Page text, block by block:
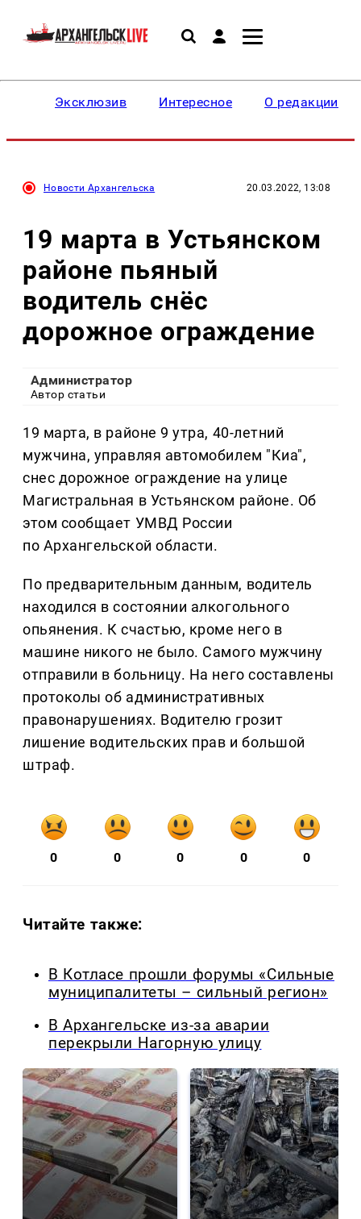
Эксклюзив Интересное О редакции
Новости Архангельска 20.03.2022, 13:08
19 марта в Устьянском
районе пьяный
водитель снёс
дорожное ограждение
Администратор
Автор статьи
19 марта, в районе 9 утра, 40-летний
мужчина, управляя автомобилем "Киа",
снес дорожное ограждение на улице
Магистральная в Устьянском районе. Об
этом сообщает УМВД России
по Архангельской области.
По предварительным данным, водитель
находился в состоянии алкогольного
опьянения. К счастью, кроме него в
машине никого не было. Самого мужчину
отправили в больницу. На него составлены
протоколы об административных
правонарушениях. Водителю грозит
лишение водительских прав и большой
штраф.
0 0 0 0 0
Читайте также:
В Котласе прошли форумы «Сильные
муниципалитеты – сильный регион»
В Архангельске из-за аварии
перекрыли Нагорную улицу